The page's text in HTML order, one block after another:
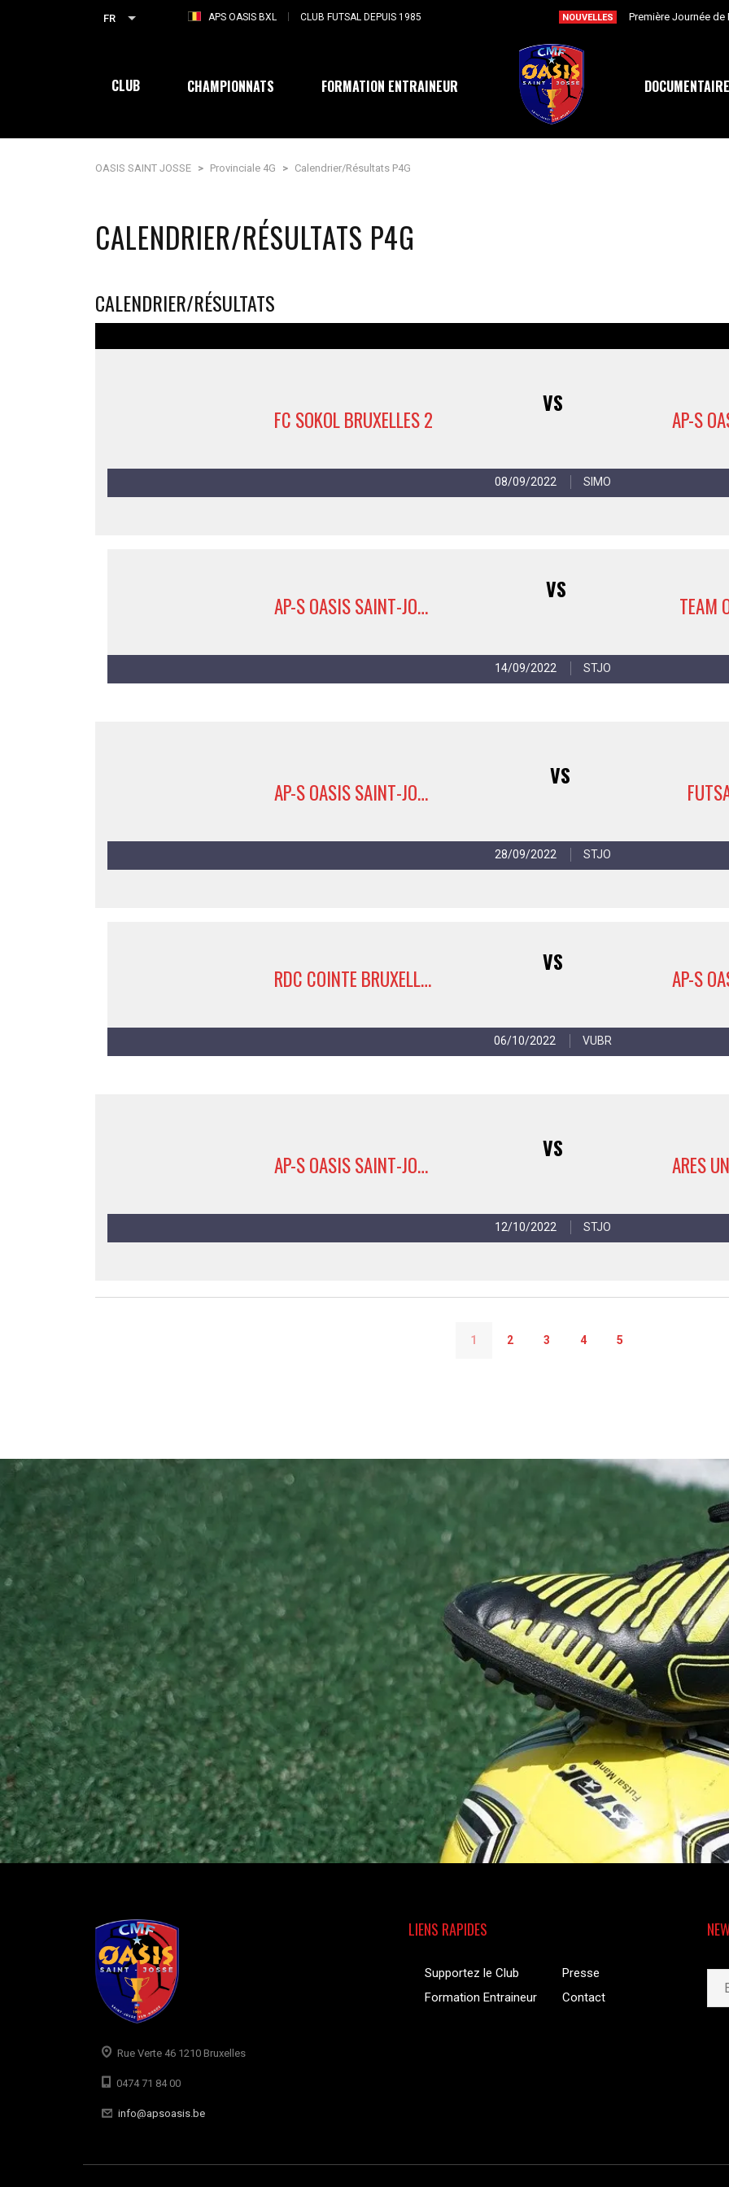
FR APS OASIS BXL CLUB FUTSAL DEPUIS 1985 NOUVELLES
CLUB CHAMPIONNATS FORMATION ENTRAINEUR DOCUMENTAIRE
OASIS SAINT JOSSE > Provinciale 4G > Calendrier/Résultats P4G
CALENDRIER/RÉSULTATS P4G
CALENDRIER/RÉSULTATS
FC SOKOL BRUXELLES 2
VS
08/09/2022 SIMO
AP-S OASIS SAINT-JOSSE 3
VS
TEAM
14/09/2022 STJO
AP-S OASIS SAINT-JOSSE 3
VS
28/09/2022 STJO
RDC COINTE BRUXELLES
VS
06/10/2022 VUBR
AP-S OASIS SAINT-JOSSE 3
VS
12/10/2022 STJO
1 2 3 4 5
Rue Verte 46 1210 Bruxelles
0474 71 84 00
info@apsoasis.be
LIENS RAPIDES
Supportez le Club
Presse
Formation Entraineur
Contact